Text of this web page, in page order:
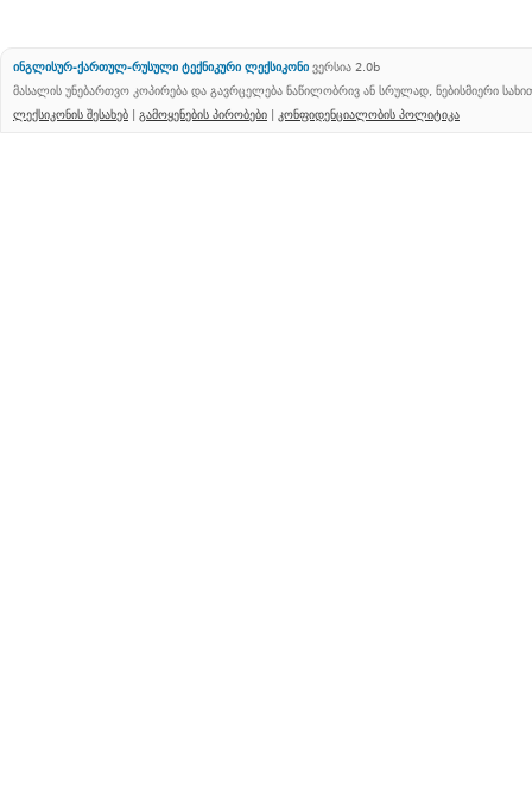
ინგლისურ-ქართულ-რუსული ტექნიკური ლექსიკონი ვერსია 2.0b
მასალის უნებართვო კოპირება და გავრცელება ნაწილობრივ ან სრულად, ნებისმიერი
ლექსიკონის შესახებ | გამოყენების პირობები | კონფიდენციალობის პოლიტიკა